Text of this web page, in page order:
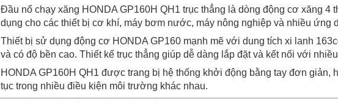
Đầu nổ chạy xăng HONDA GP160H QH1 trục thẳng là dòng động cơ xăng 4
dụng cho các thiết bị cơ khí, máy bơm nước, máy nông nghiệp và nhiều ứng
Thiết bị sử dụng động cơ HONDA GP160 mạnh mẽ với dung tích xi lanh
và có độ bền cao. Thiết kế trục thẳng giúp dễ dàng lắp đặt và kết nối với
HONDA GP160H QH1 được trang bị hệ thống khởi động bằng tay đơn giản,
tục trong nhiều điều kiện môi trường khác nhau.